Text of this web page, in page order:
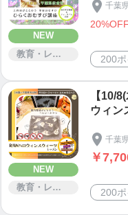
調理でも栄養学で
中学の時、授業で初
高校は普通科でも
め、
１９８９年４月、猛
学。
入学した高校は、
で、制服さえ着て
た。
勉強は出来て当た
NEW
教育・レッスン・講習
千葉
20%OFF
200ポ
NEW
教育・レッスン・講習
【10/
ウィン
千葉
￥
200ポ